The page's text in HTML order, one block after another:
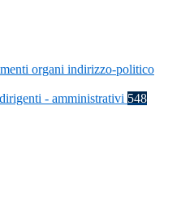
organi indirizzo-politico
- amministrativi 548